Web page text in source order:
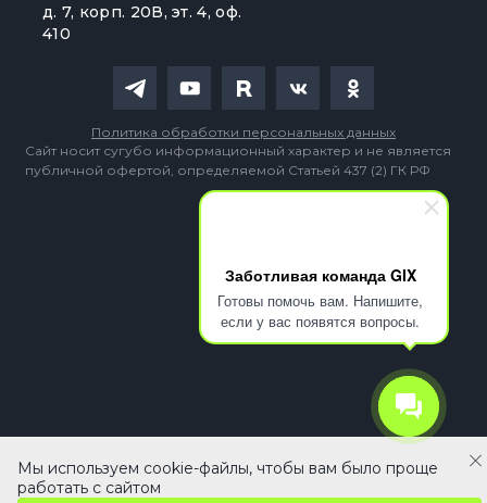
Заботливая команда GIX
Готовы помочь вам. Напишите,
если у вас появятся вопросы.
д. 7, корп. 20В, эт. 4, оф.
410
Сайт носит сугубо информационный характер и не является
публичной офертой, определяемой Статьей 437 (2) ГК РФ
Политика обработки персональных данных
53 490 ₽ В корзину
Мы используем cookie-файлы, чтобы вам было проще
работать с сайтом